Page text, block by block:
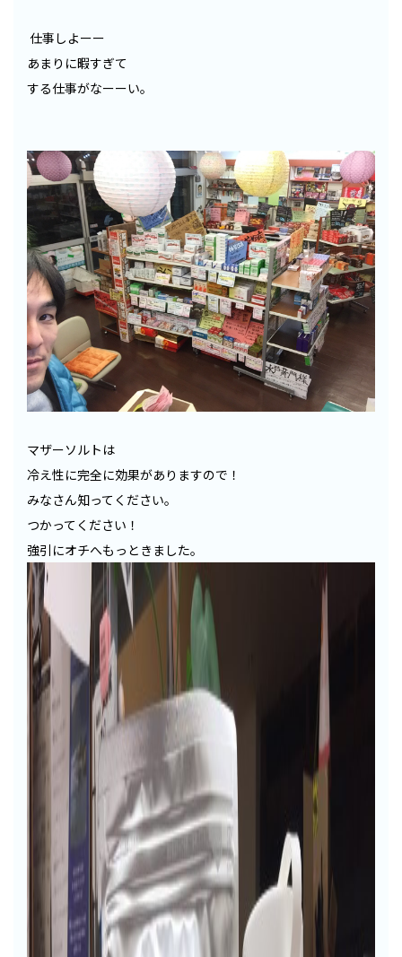
仕事しよーー
あまりに暇すぎて
する仕事がなーーい。
マザーソルトは
冷え性に完全に効果がありますので！
みなさん知ってください。
つかってください！
強引にオチへもっときました。